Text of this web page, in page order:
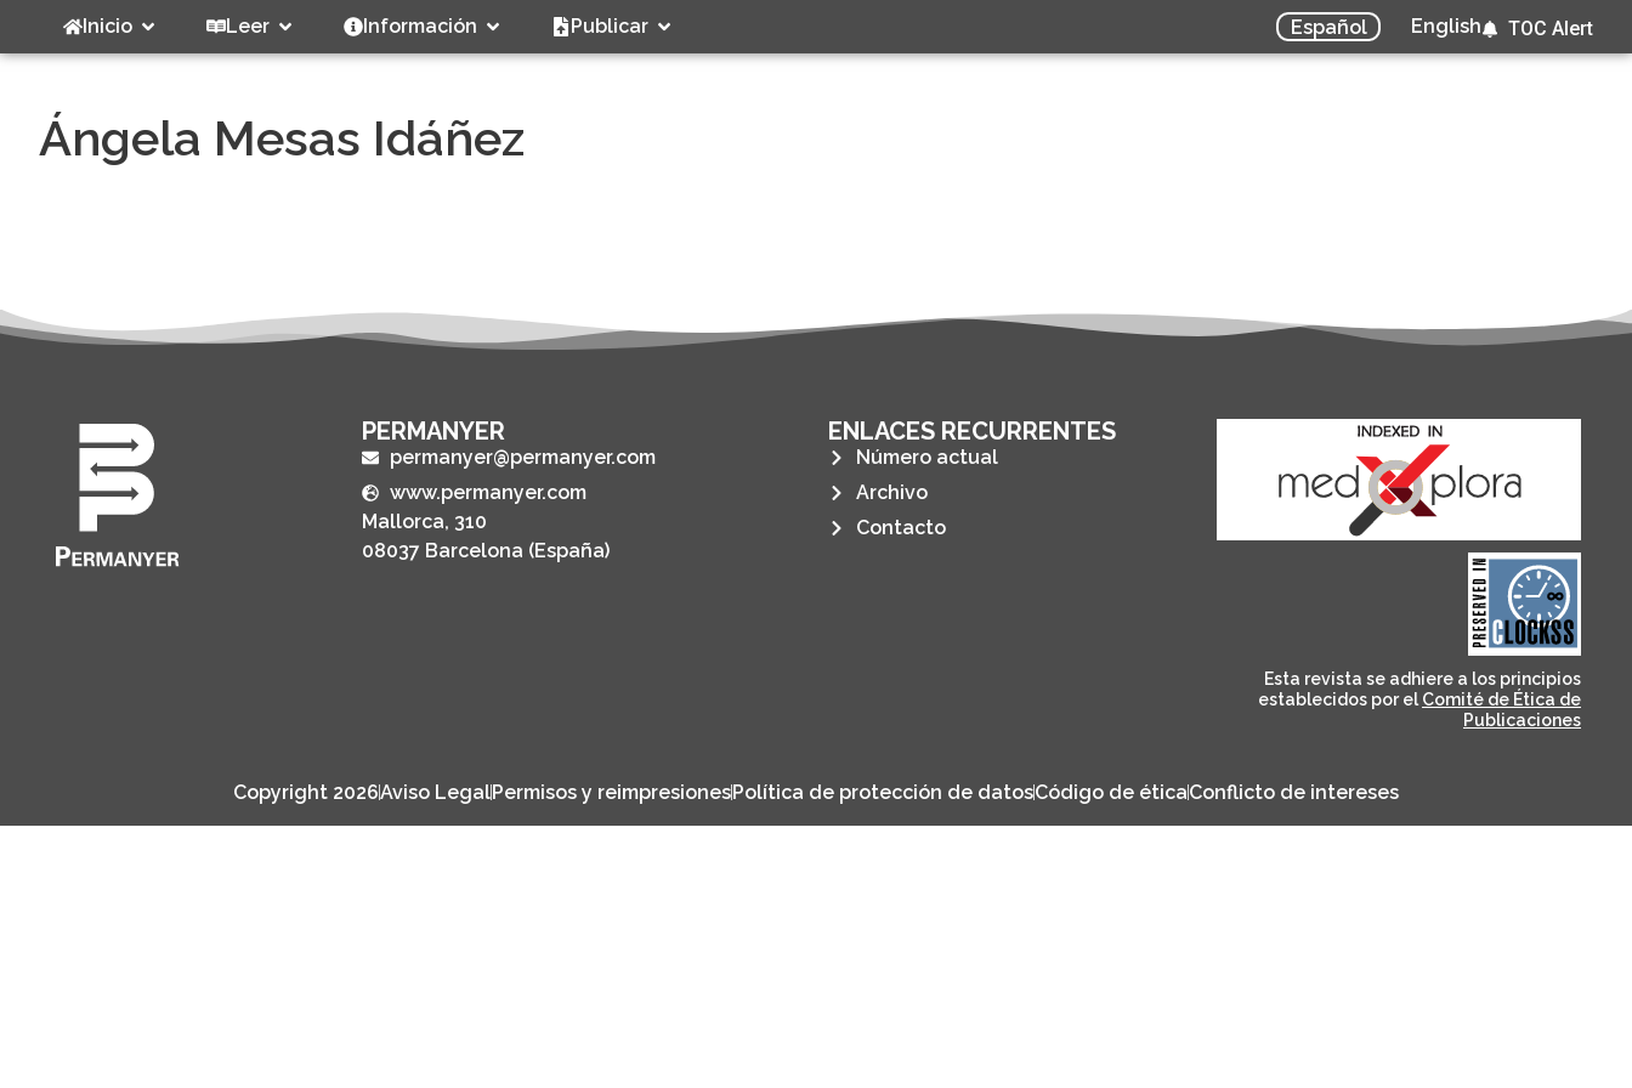
Inicio Leer Información Publicar Español English TOC Alert
Ángela Mesas Idáñez
PERMANYER
permanyer@permanyer.com
www.permanyer.com
Mallorca, 310
08037 Barcelona (España)
ENLACES RECURRENTES
Número actual
Archivo
Contacto
CLOCKSS is a dak archive
that ensures the long-
term survival of web-
based scholary
publications, governed by
and for its stakeholders.
Esta revista se adhiere a los principios
establecidos por el Comité de Ética de
Publicaciones
Copyright 2026Aviso LegalPermisos y reimpresionesPolítica de protección de datosCódigo de éticaConflicto de intereses